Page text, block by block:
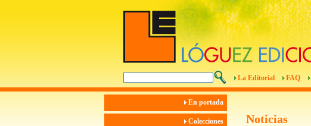
La Editorial FAQ
En portada
Colecciones Noticias